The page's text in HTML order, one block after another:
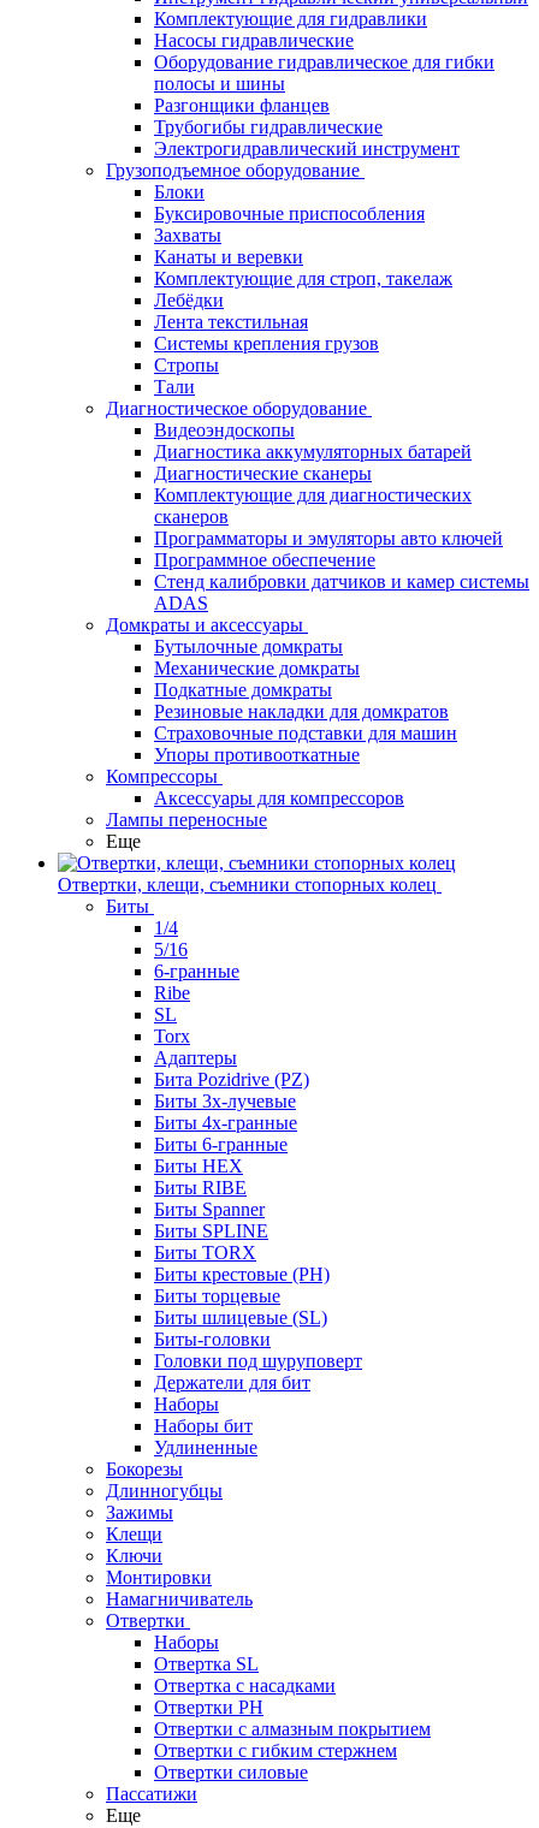
Комплектующие для гидравлики
Насосы гидравлические
Оборудование гидравлическое для гибки
полосы и шины
Разгонщики фланцев
Трубогибы гидравлические
Электрогидравлический инструмент
Грузоподъемное оборудование
Блоки
Буксировочные приспособления
Захваты
Канаты и веревки
Комплектующие для строп, такелаж
Лебёдки
Лента текстильная
Системы крепления грузов
Стропы
Тали
Диагностическое оборудование
Видеоэндоскопы
Диагностика аккумуляторных батарей
Диагностические сканеры
Комплектующие для диагностических
сканеров
Программаторы и эмуляторы авто ключей
Программное обеспечение
Стенд калибровки датчиков и камер системы
ADAS
Домкраты и аксессуары
Бутылочные домкраты
Механические домкраты
Подкатные домкраты
Резиновые накладки для домкратов
Страховочные подставки для машин
Упоры противооткатные
Компрессоры
Аксессуары для компрессоров
Лампы переносные
Еще
Отвертки, клещи, съемники стопорных колец
Биты
1/4
5/16
6-гранные
Ribe
SL
Torx
Адаптеры
Бита Pozidrive (PZ)
Биты 3х-лучевые
Биты 4х-гранные
Биты 6-гранные
Биты HEX
Биты RIBE
Биты Spanner
Биты SPLINE
Биты TORX
Биты крестовые (PH)
Биты торцевые
Биты шлицевые (SL)
Биты-головки
Головки под шуруповерт
Держатели для бит
Наборы
Наборы бит
Удлиненные
Бокорезы
Длинногубцы
Зажимы
Клещи
Ключи
Монтировки
Намагничиватель
Отвертки
Наборы
Отвертка SL
Отвертка с насадками
Отвертки PH
Отвертки с алмазным покрытием
Отвертки с гибким стержнем
Отвертки силовые
Пассатижи
Еще